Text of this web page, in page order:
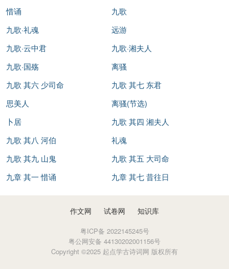
舞，读者无疑又会联想起《东皇太一》中“灵偃蹇兮姣服，芳菲
菲兮满堂”、《云中君》中“灵连蜷兮既留，烂昭昭兮未央”、《东
君》中“翾飞兮翠曾，展诗兮会舞”那流芬溢彩的神巫之舞。“姱
女”的歌唱情景，自然也有《东皇太一》中“疏缓节兮安歌，陈竽
兮容与”的湘水配偶神的身姿吗？“长无绝”的“春兰与秋菊”，则是
对绿色植物所象征的生命力的讴歌。“蕙肴”、“兰藉”、“桂酒”、
“椒浆”、“兰汤”、“桂舟”、“薜荔柏(箔)”、“蕙绸”、“荪桡”、“兰
旌”、“桂櫂”、“兰枻”、“荷盖”、“荪壁”、“紫坛”、“桂栋”、“兰橑”、
活物品与生活环境充满各种芳美植物的郁郁生气，突出表现了对
美好事物的憧憬和对生生不息的生命的礼赞。从这个意义上说，
惜诵
九歌
九歌·礼魂
远游
九歌·云中君
九歌·湘夫人
九歌·国殇
离骚
九歌 其六 少司命
九歌 其七 东君
思美人
离骚(节选)
卜居
九歌 其四 湘夫人
九歌 其八 河伯
礼魂
九歌 其九 山鬼
九歌 其五 大司命
九章 其一 惜诵
九章 其七 昔往日
作文网 试卷网 知识库
粤ICP备 2022145245号
粤公网安备 44130202001156号
Copyright ©2025 起点学古诗词网 版权所有